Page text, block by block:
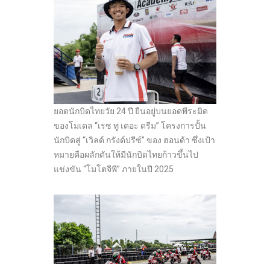
ยอดนักบิดไทยวัย 24 ปี ยืนอยู่บนยอดพีระมิด
ของโมเดล “เรซ ทู เดอะ ดรีม” โครงการปั้น
นักบิดสู่ “เวิลด์ กรังด์ปรีซ์” ของ ฮอนด้า ซึ่งเป้า
หมายคือผลักดันให้มีนักบิดไทยก้าวขึ้นไป
แข่งขัน “โมโตจีพี” ภายในปี 2025